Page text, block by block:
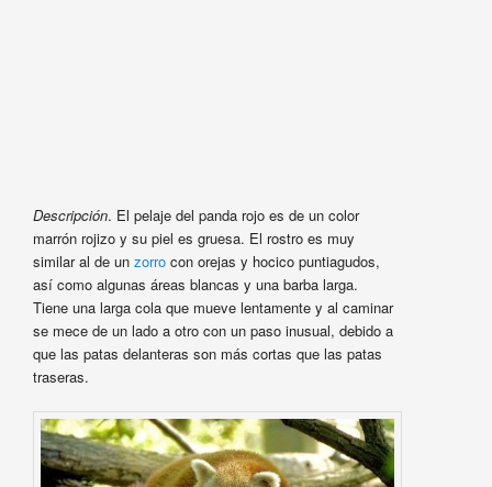
Descripción. El pelaje del panda rojo es de un color
marrón rojizo y su piel es gruesa. El rostro es muy
similar al de un zorrocon orejas y hocico puntiagudos,
así como algunas áreas blancas y una barba larga.
Tiene una larga cola que mueve lentamente y al caminar
se mece de un lado a otro con un paso inusual, debido a
que las patas delanteras son más cortas que las patas
traseras.